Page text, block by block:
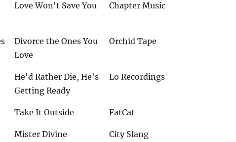
Love Won't Save You Chapter Music
Divorce the Ones You
Love
Orchid Tape
He'd Rather Die, He's
Getting Ready
Lo Recordings
Take It Outside FatCat
Mister Divine City Slang